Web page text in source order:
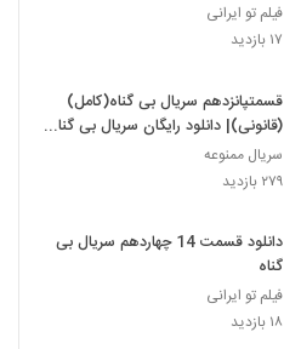
فیلم تو ایرانی
۱۷ بازدید
قسمتپانزدهم سریال بی گناه(کامل)
(قانونی)| دانلود رایگان سریال بی گناه
قسمت 15 -قسمت پانزدهم -
(online)(HD)
سریال ممنوعه
۲۷۹ بازدید
دانلود قسمت 14 چهاردهم سریال بی
گناه
فیلم تو ایرانی
۱۸ بازدید